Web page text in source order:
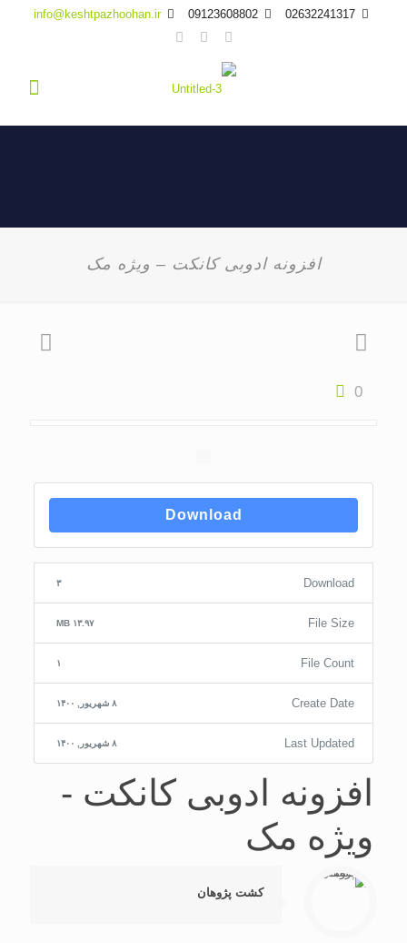
02632241317
09123608802
info@keshtpazhoohan.ir
افزونه ادوبی کانکت – ویژه مک
0
Download
Download ۳
File Size ۱۳.۹۷ MB
File Count ۱
Create Date ۸ شهریور, ۱۴۰۰
Last Updated ۸ شهریور, ۱۴۰۰
افزونه ادوبی کانکت -
ویژه مک
کشت پژوهان